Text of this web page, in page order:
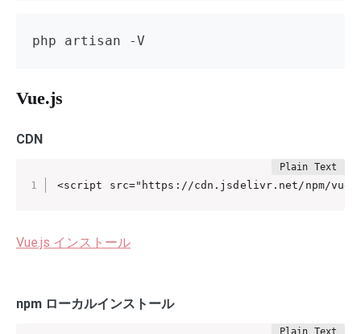
php artisan -V
Vue.js
CDN
<script src="https://cdn.jsdelivr.net/npm/
Vue.js インストール
npm ローカルインストール